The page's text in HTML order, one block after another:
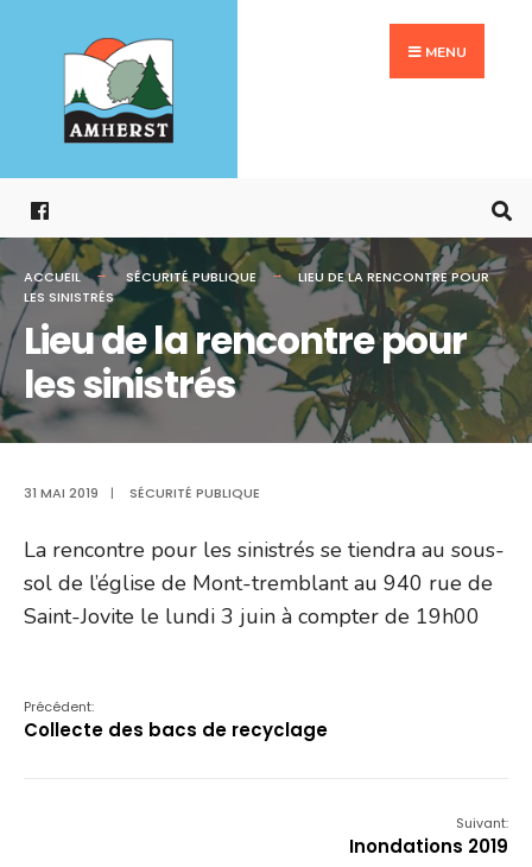
contenu
MENU
ACCUEIL SÉCURITÉ PUBLIQUE
LIEU DE LA RENCONTRE POUR
LES SINISTRÉS
Lieu de la rencontre pour
les sinistrés
31 MAI 2019 | SÉCURITÉ PUBLIQUE
La rencontre pour les sinistrés se tiendra au sous-
sol de l’église de Mont-tremblant au 940 rue de
Saint-Jovite le lundi 3 juin à compter de 19h00
Précédent:
Collecte des bacs de recyclage
Suivant:
Inondations 2019
for: